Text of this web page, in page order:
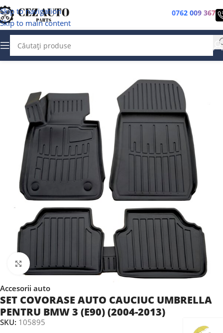
Skip to navigation
Skip to main content
0762 009 367
Faceți clic pentru a mări
Accesorii auto
SET COVORASE AUTO CAUCIUC UMBRELLA
PENTRU BMW 3 (E90) (2004-2013)
SKU: 105895